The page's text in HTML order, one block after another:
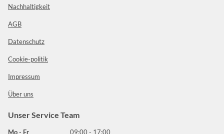
Nachhaltigkeit
AGB
Datenschutz
Cookie-politik
Impressum
Über uns
Unser Service Team
Mo - Fr
09:00 - 17:00